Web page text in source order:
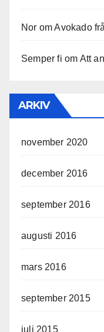
Nor omAvokado
Semper fi om Att
ARKIV
november 2020
december 2016
september 2016
augusti 2016
mars 2016
september 2015
juli 2015